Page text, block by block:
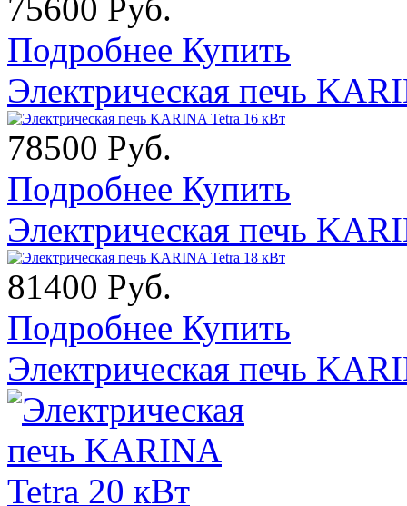
75600 Руб.
Подробнее Купить
Электрическая печь
78500 Руб.
Подробнее Купить
Электрическая печь
81400 Руб.
Подробнее Купить
Электрическая печь